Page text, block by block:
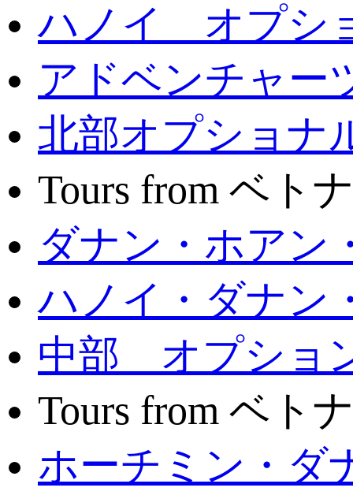
ハノイ オプシ
アドベンチャー
北部オプショナ
Tours from ベト
ダナン・ホアン
ハノイ・ダナン
中部 オプショ
Tours from ベト
ホーチミン・ダ